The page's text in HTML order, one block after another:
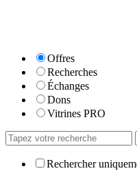
Offres
Recherches
Échanges
Dons
Vitrines PRO
Rechercher